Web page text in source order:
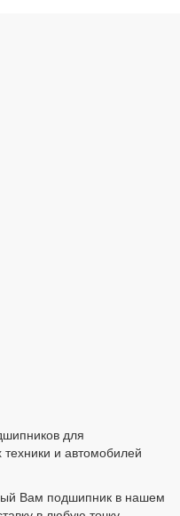
для
и автомобилей
Вам подшипник в нашем